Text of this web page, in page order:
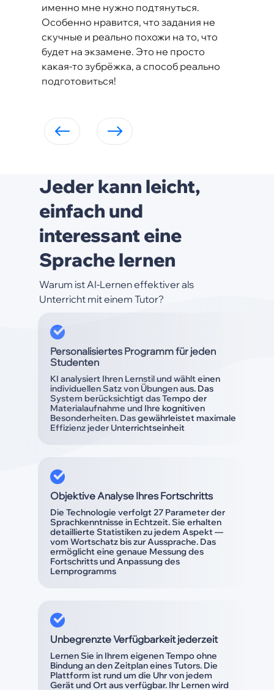
именно мне нужно подтянуться.
Особенно нравится, что задания не
скучные и реально похожи на то, что
будет на экзамене. Это не просто
какая-то зубрёжка, а способ реально
подготовиться!
Jeder kann leicht,
einfach und
interessant eine
Sprache lernen
Warum ist AI-Lernen effektiver als
Unterricht mit einem Tutor?
Personalisiertes Programm für jeden
Studenten
KI analysiert Ihren Lernstil und wählt einen
individuellen Satz von Übungen aus. Das
System berücksichtigt das Tempo der
Materialaufnahme und Ihre kognitiven
Besonderheiten. Das gewährleistet maximale
Effizienz jeder Unterrichtseinheit
Objektive Analyse Ihres Fortschritts
Die Technologie verfolgt 27 Parameter der
Sprachkenntnisse in Echtzeit. Sie erhalten
detaillierte Statistiken zu jedem Aspekt —
vom Wortschatz bis zur Aussprache. Das
ermöglicht eine genaue Messung des
Fortschritts und Anpassung des
Lernprogramms
Unbegrenzte Verfügbarkeit jederzeit
Lernen Sie in Ihrem eigenen Tempo ohne
Bindung an den Zeitplan eines Tutors. Die
Plattform ist rund um die Uhr von jedem
Gerät und Ort aus verfügbar. Ihr Lernen wird